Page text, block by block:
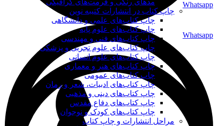
Whatsapp
Whatsapp
چاپ کتاب در انتشارات کتیبه نوین
چاپ کتاب‌های علمی و دانشگاهی
چاپ کتاب‌های علوم پایه
چاپ کتاب‌های فنی و مهندسی
چاپ کتاب‌های علوم تجربی و پزشکی
چاپ کتاب‌های علوم انسانی
چاپ کتاب‌های هنر و معماری
چاپ کتاب‌های عمومی
چاپ کتاب‌های ادبیات، شعر و رمان
چاپ کتاب‌های دینی و مذهبی
چاپ کتاب‌های دفاع مقدس
چاپ کتاب‌های کودک و نوجوان
مراحل انتشارات و چاپ کتاب